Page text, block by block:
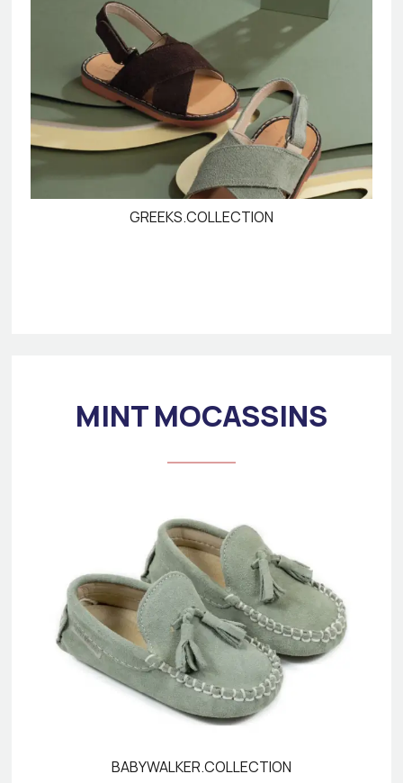
GREEKS.COLLECTION
MINT MOCASSINS
BABYWALKER.COLLECTION